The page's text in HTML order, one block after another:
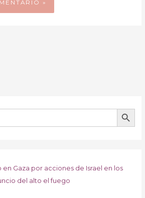
BOTÓN DE
Gaza por acciones de Israel en los
del alto el fuego